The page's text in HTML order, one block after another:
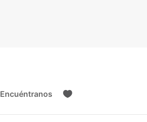
Encuéntranos 